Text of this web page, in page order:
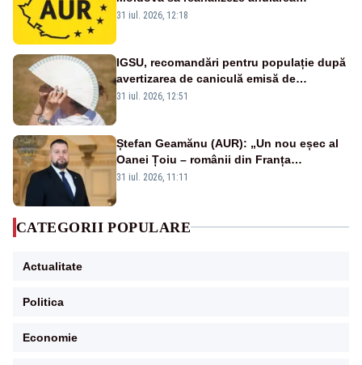
concertului de Ziua Limbii Române
31 iul. 2026, 12:18
IGSU, recomandări pentru populație după
avertizarea de caniculă emisă de
meteorologi
31 iul. 2026, 12:51
Ștefan Geamănu (AUR): „Un nou eșec al
Oanei Țoiu – românii din Franța
abandonați de propriul minister de
31 iul. 2026, 11:11
CATEGORII POPULARE
Actualitate
Politica
Economie